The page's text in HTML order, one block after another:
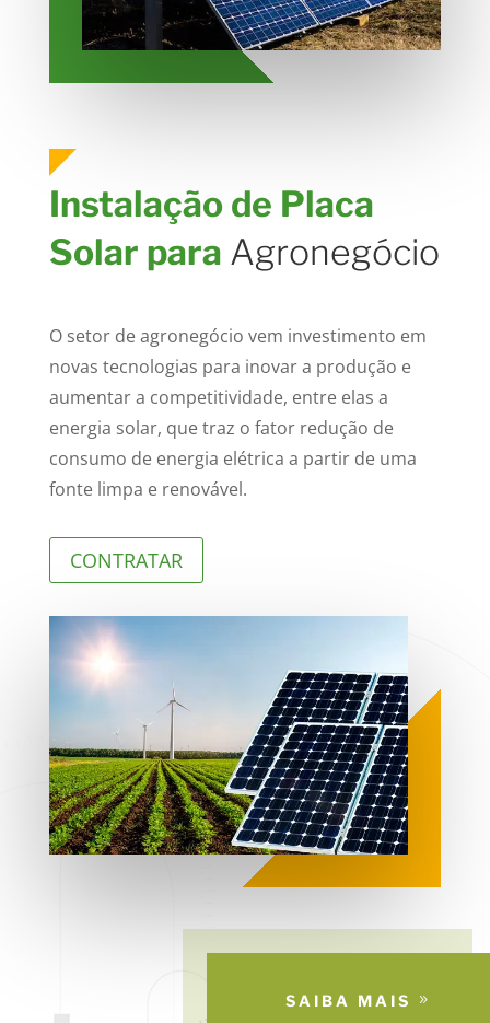
Instalação de Placa
Solar para Agronegócio
O setor de agronegócio vem investimento em
novas tecnologias para inovar a produção e
aumentar a competitividade, entre elas a
energia solar, que traz o fator redução de
consumo de energia elétrica a partir de uma
fonte limpa e renovável.
CONTRATAR
SAIBA MAIS